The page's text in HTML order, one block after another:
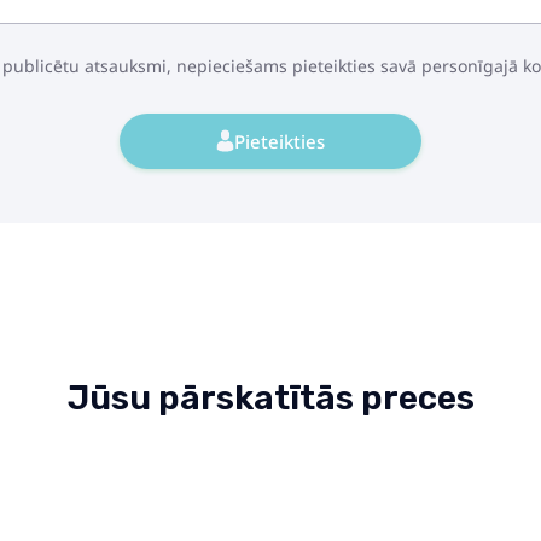
atsauksmi, nepieciešams pieteikties savā personīgajā
Pieteikties
Jūsu pārskatītās preces